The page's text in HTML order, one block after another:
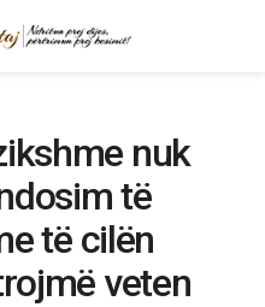
nuk
të
të cilën
veten